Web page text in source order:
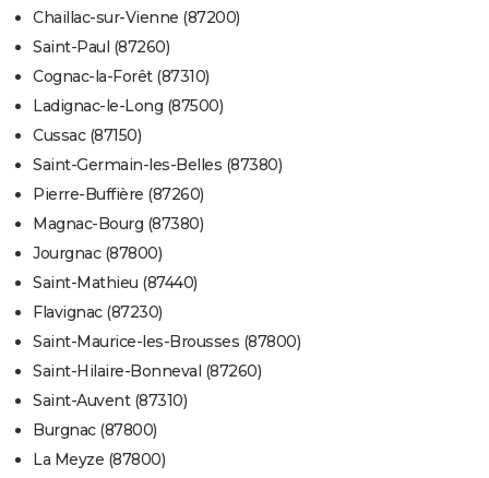
Chaillac-sur-Vienne (87200)
Saint-Paul (87260)
Cognac-la-Forêt (87310)
Ladignac-le-Long (87500)
Cussac (87150)
Saint-Germain-les-Belles (87380)
Pierre-Buffière (87260)
Magnac-Bourg (87380)
Jourgnac (87800)
Saint-Mathieu (87440)
Flavignac (87230)
Saint-Maurice-les-Brousses (87800)
Saint-Hilaire-Bonneval (87260)
Saint-Auvent (87310)
Burgnac (87800)
La Meyze (87800)